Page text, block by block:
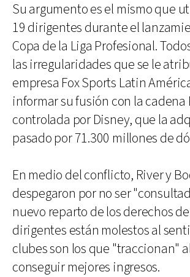
Su argumento es el mismo que
19 dirigentes durante el
Copa de la Liga Profesional.
las irregularidades que se le
empresa Fox Sports Latin
informar su fusión con la cadena
controlada por Disney, que la
pasado por 71.300 millones de
En medio del conflicto, River y
despegaron por no ser
nuevo reparto de los derechos de
dirigentes están molestos al
clubes son los que "traccionan"
conseguir mejores ingresos.